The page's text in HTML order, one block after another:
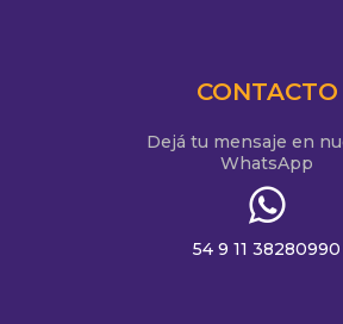
CONTACTO
Dejá tu mensaje en
WhatsApp
54 9 11 38280990